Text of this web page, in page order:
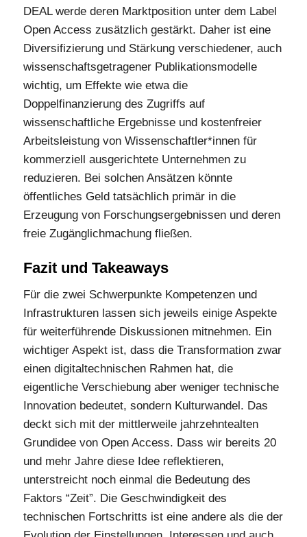
DEAL werde deren Marktposition unter dem Label
Open Access zusätzlich gestärkt. Daher ist eine
Diversifizierung und Stärkung verschiedener, auch
wissenschaftsgetragener Publikationsmodelle
wichtig, um Effekte wie etwa die
Doppelfinanzierung des Zugriffs auf
wissenschaftliche Ergebnisse und kostenfreier
Arbeitsleistung von Wissenschaftler*innen für
kommerziell ausgerichtete Unternehmen zu
reduzieren. Bei solchen Ansätzen könnte
öffentliches Geld tatsächlich primär in die
Erzeugung von Forschungsergebnissen und deren
freie Zugänglichmachung fließen.
Fazit und Takeaways
Für die zwei Schwerpunkte Kompetenzen und
Infrastrukturen lassen sich jeweils einige Aspekte
für weiterführende Diskussionen mitnehmen. Ein
wichtiger Aspekt ist, dass die Transformation zwar
einen digitaltechnischen Rahmen hat, die
eigentliche Verschiebung aber weniger technische
Innovation bedeutet, sondern Kulturwandel. Das
deckt sich mit der mittlerweile jahrzehntealten
Grundidee von Open Access. Dass wir bereits 20
und mehr Jahre diese Idee reflektieren,
unterstreicht noch einmal die Bedeutung des
Faktors “Zeit”. Die Geschwindigkeit des
technischen Fortschritts ist eine andere als die der